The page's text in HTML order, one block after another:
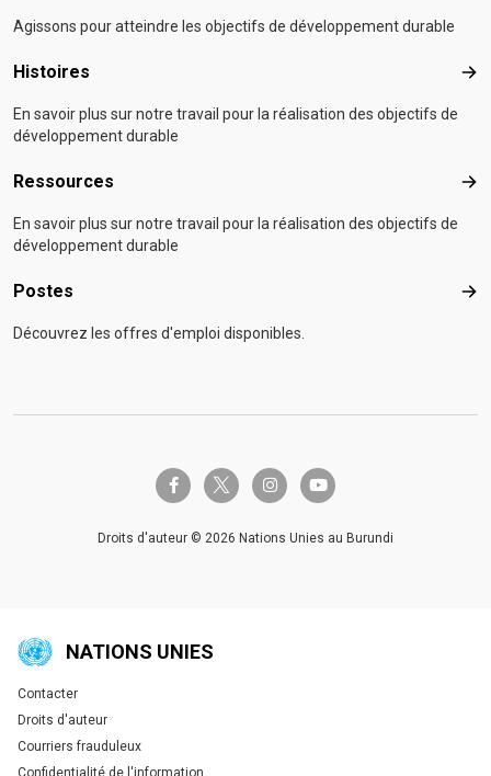
Agissons pour atteindre les objectifs de développement durable
Histoires
En savoir plus sur notre travail pour la réalisation des objectifs de
développement durable
Ressources
En savoir plus sur notre travail pour la réalisation des objectifs de
développement durable
Postes
Découvrez les offres d'emploi disponibles.
facebook-ftwitter-x instagramyoutube
Droits d'auteur © 2026 Nations Unies au Burundi
NATIONS UNIES
Global U.N. menu
Contacter
Droits d'auteur
Courriers frauduleux
Confidentialité de l'information